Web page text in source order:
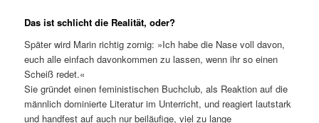
Das ist schlicht die Realität, oder?
Später wird Marin richtig zornig: »Ich habe die Nase voll davon,
euch alle einfach davonkommen zu lassen, wenn ihr so einen
Scheiß redet.«
Sie gründet einen feministischen Buchclub, als Reaktion auf die
männlich dominierte Literatur im Unterricht, und reagiert lautstark
und handfest auf auch nur beiläufige, viel zu lange